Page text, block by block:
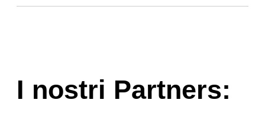
I nostri Partners: